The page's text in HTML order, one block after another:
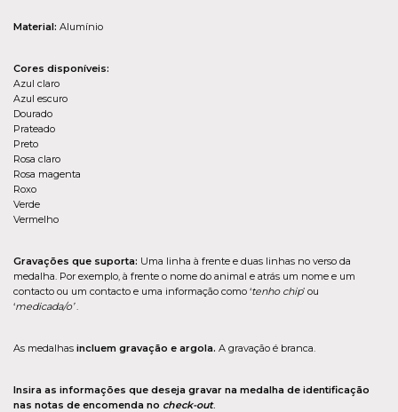
Material: Alumínio
Cores disponíveis:
Azul claro
Azul escuro
Dourado
Prateado
Preto
Rosa claro
Rosa magenta
Roxo
Verde
Vermelho
Gravações que suporta: Uma linha à frente e duas linhas no verso da
medalha. Por exemplo, à frente o nome do animal e atrás um nome e um
contacto ou um contacto e uma informação como ‘tenho chip’ ou
‘medicada/o’.
As medalhas incluem gravação e argola. A gravação é branca.
Insira as informações que deseja gravar na medalha de identificação
nas notas de encomenda no check-out.